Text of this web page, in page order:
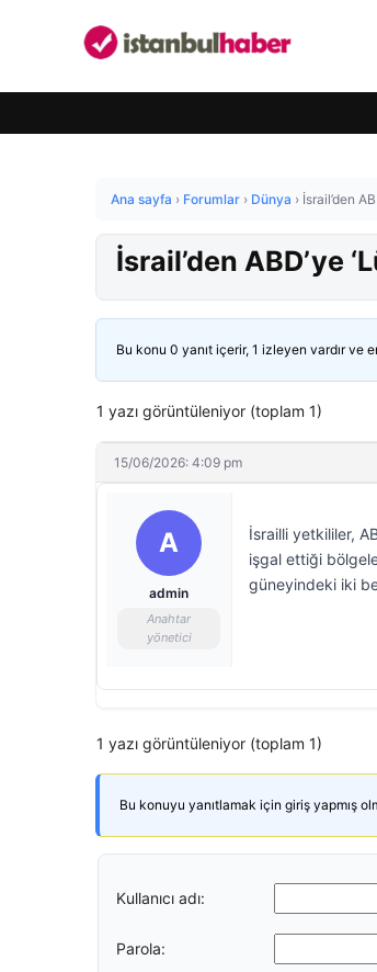
Ana sayfa › Forumlar › Dünya › İsrail’den
İsrail’den ABD’ye
Bu konu 0 yanıt içerir, 1 izleyen vardır ve
1 yazı görüntüleniyor (toplam 1)
15/06/2026: 4:09 pm
A
admin
Anahtar
yönetici
İsrailli yetkililer,
işgal ettiği
güneyindeki iki
1 yazı görüntüleniyor (toplam 1)
Bu konuyu yanıtlamak için giriş yapmış
Kullanıcı adı:
Parola: